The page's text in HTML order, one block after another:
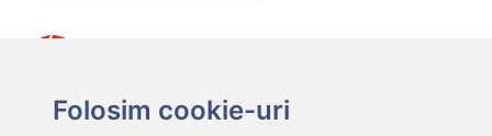
Folosim cookie-uri